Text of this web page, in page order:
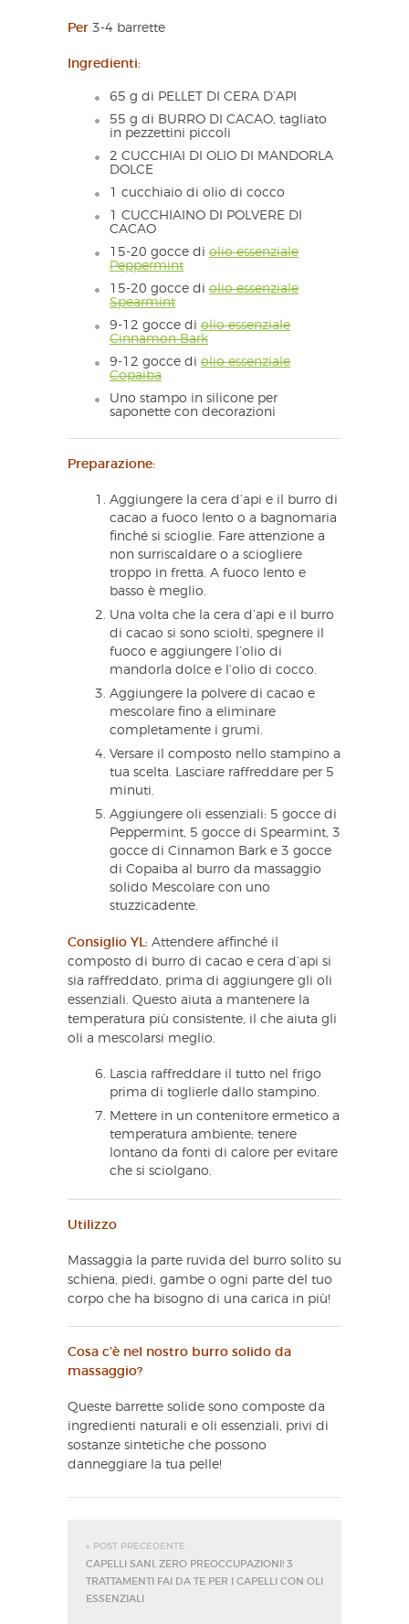
Per 3-4 barrette
Ingredienti:
65 g di PELLET DI CERA D’API
55 g di BURRO DI CACAO, tagliato
in pezzettini piccoli
2 CUCCHIAI DI OLIO DI MANDORLA
DOLCE
1 cucchiaio di olio di cocco
1 CUCCHIAINO DI POLVERE DI
CACAO
15-20 gocce di olio essenziale
Peppermint
15-20 gocce di olio essenziale
Spearmint
9-12 gocce di olio essenziale
Cinnamon Bark
9-12 gocce di olio essenziale
Copaiba
Uno stampo in silicone per
saponette con decorazioni
Preparazione:
Aggiungere la cera d’api e il burro di
cacao a fuoco lento o a bagnomaria
finché si scioglie. Fare attenzione a
non surriscaldare o a sciogliere
troppo in fretta. A fuoco lento e
basso è meglio.
Una volta che la cera d’api e il burro
di cacao si sono sciolti, spegnere il
fuoco e aggiungere l’olio di
mandorla dolce e l’olio di cocco.
Aggiungere la polvere di cacao e
mescolare fino a eliminare
completamente i grumi.
Versare il composto nello stampino a
tua scelta. Lasciare raffreddare per 5
minuti.
Aggiungere oli essenziali: 5 gocce di
Peppermint, 5 gocce di Spearmint, 3
gocce di Cinnamon Bark e 3 gocce
di Copaiba al burro da massaggio
solido Mescolare con uno
stuzzicadente.
Consiglio YL: Attendere affinché il
composto di burro di cacao e cera d’api si
sia raffreddato, prima di aggiungere gli oli
essenziali. Questo aiuta a mantenere la
temperatura più consistente, il che aiuta gli
oli a mescolarsi meglio.
Lascia raffreddare il tutto nel frigo
prima di toglierle dallo stampino.
Mettere in un contenitore ermetico a
temperatura ambiente; tenere
lontano da fonti di calore per evitare
che si sciolgano.
Utilizzo
Massaggia la parte ruvida del burro solito su
schiena, piedi, gambe o ogni parte del tuo
corpo che ha bisogno di una carica in più!
Cosa c’è nel nostro burro solido da
massaggio?
Queste barrette solide sono composte da
ingredienti naturali e oli essenziali, privi di
sostanze sintetiche che possono
danneggiare la tua pelle!
« POST PRECEDENTE
CAPELLI SANI, ZERO PREOCCUPAZIONI! 3
TRATTAMENTI FAI DA TE PER I CAPELLI CON OLI
ESSENZIALI